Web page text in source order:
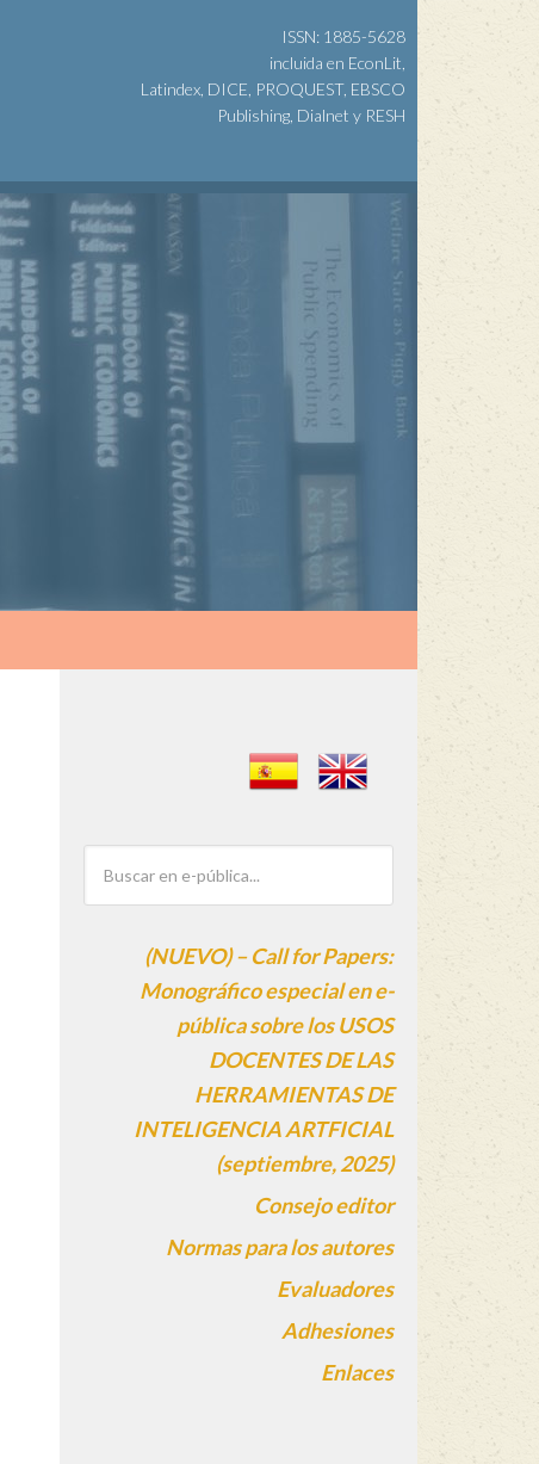
ISSN: 1885-5628
incluida en EconLit,
Latindex, DICE, PROQUEST, EBSCO
Publishing, Dialnet y RESH
(NUEVO) – Call for Papers:
Monográfico especial en e-
pública sobre los USOS
DOCENTES DE LAS
HERRAMIENTAS DE
INTELIGENCIA ARTFICIAL
(septiembre, 2025)
Consejo editor
Normas para los autores
Evaluadores
Adhesiones
Enlaces